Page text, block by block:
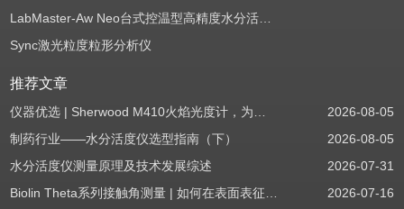
LabMaster-Aw Neo台式控温型高精度水分活度测定仪
Sync激光粒度粒形分析仪
推荐文章
仪器优选 | Sherwood M410火焰光度计，为用户检测提供值得信赖的基准方案
2026-08-05
制药行业——水分活度仪选型指南（下）
2026-08-05
水分活度仪测量原理及技术发展综述
2026-07-31
Biolin Theta系列接触角测量 | 如何在表面表征应用中使用接触角：后退角
2026-07-16